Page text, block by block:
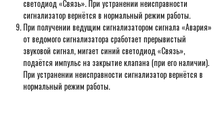
светодиод «Связь». При устранении неисправности
сигнализатор вернётся в нормальный режим работы.
При получении ведущим сигнализатором сигнала «Авария»
от ведомого сигнализатора сработает прерывистый
звуковой сигнал, мигает синий светодиод «Связь»,
подаётся импульс на закрытие клапана (при его наличии).
При устранении неисправности сигнализатор вернётся в
нормальный режим работы.